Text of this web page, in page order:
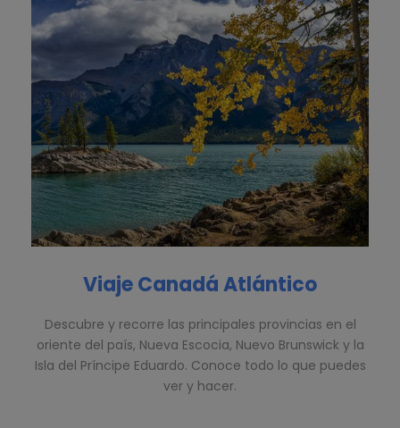
Viaje Canadá Atlántico
Descubre y recorre las principales provincias en el
oriente del país, Nueva Escocia, Nuevo Brunswick y la
Isla del Príncipe Eduardo. Conoce todo lo que puedes
ver y hacer.